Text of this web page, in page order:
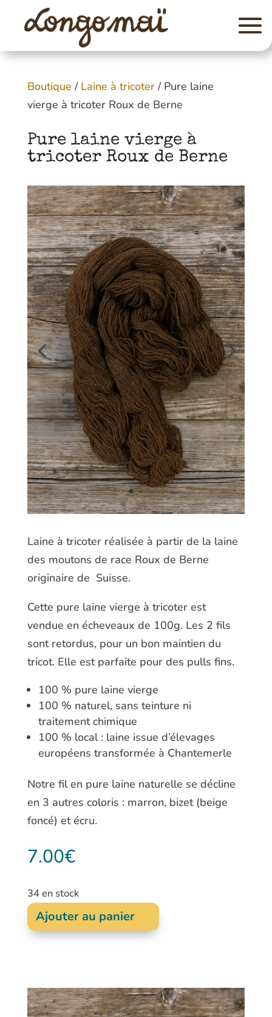
Boutique / Laine à tricoter/ Pure laine
vierge à tricoter Roux de Berne
Pure laine vierge à
tricoter Roux de Berne
Laine à tricoter réalisée à partir de la laine
des moutons de race Roux de Berne
originaire de Suisse.
Cette pure laine vierge à tricoter est
vendue en écheveaux de 100g. Les 2 fils
sont retordus, pour un bon maintien du
tricot. Elle est parfaite pour des pulls fins.
100 % pure laine vierge
100 % naturel, sans teinture ni
traitement chimique
100 % local : laine issue d’élevages
européens transformée à Chantemerle
Notre fil en pure laine naturelle se décline
en 3 autres coloris : marron, bizet (beige
foncé) et écru.
7.00€
34 en stock
Ajouter au panier